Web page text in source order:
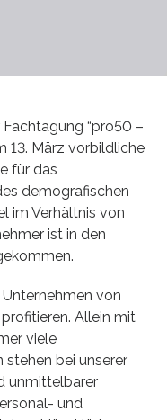
“pro50 –
13. März vorbildliche
für das
demografischen
im Verhältnis von
ist in den
von
Allein mit
viele
stehen bei unserer
unmittelbarer
und